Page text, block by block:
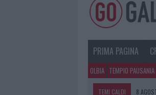
PRIMA PAGINA
OLBIA TEMPIO PAUSANIA
TEMI CALDI 8